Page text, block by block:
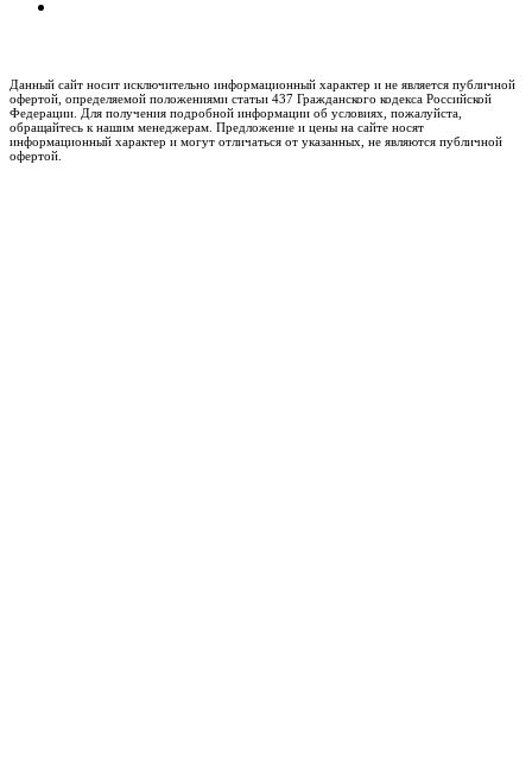
Данный сайт носит исключительно информационный характер и не является публичной
офертой, определяемой положениями статьи 437 Гражданского кодекса Российской
Федерации. Для получения подробной информации об условиях, пожалуйста,
обращайтесь к нашим менеджерам. Предложение и цены на сайте носят
информационный характер и могут отличаться от указанных, не являются публичной
офертой.